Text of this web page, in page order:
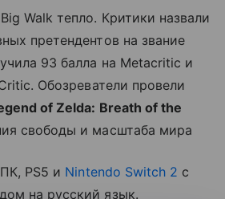
Walk тепло. Критики назвали
претендентов на звание
93 балла на Metacritic и
Обозреватели провели
of Zelda: Breath of the
свободы и масштаба мира
PS5 и Nintendo Switch 2 с
на русский язык.